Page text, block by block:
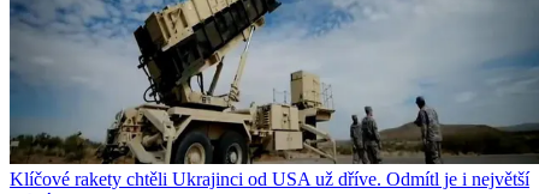
Klíčové rakety chtěli Ukrajinci od USA už dříve. Odmítl je i největší